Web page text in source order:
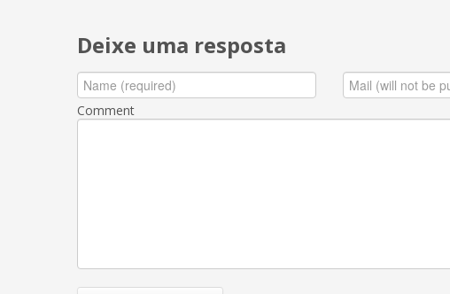
Deixe uma resposta
Comment